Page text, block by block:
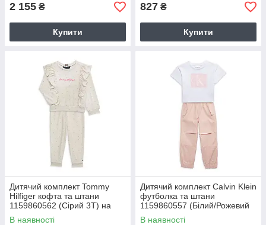
2 155 ₴
Купити
827 ₴
Купити
Дитячий комплект Tommy
Hilfiger кофта та штани
1159860562 (Сірий 3T) на
зріст 99 см
В наявності
Дитячий комплект Calvin Klein
футболка та штани
1159860557 (Білий/Рожевий
5) на зріст 107-114 см
В наявності